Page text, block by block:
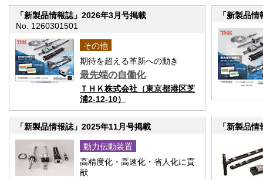
「新製品情報誌」2026年3月号掲載
No. 1260301501
その他
期待を超える革新への動き
最先端の自働化
ＴＨＫ株式会社（東京都港区芝
浦2-12-10）
「新製品
「新製品情報誌」2025年11月号掲載
動力伝動装置
高精度化・高速化・省人化に貢
献
「新製品